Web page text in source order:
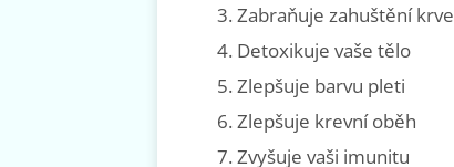
Zabraňuje zahuštění krve
Detoxikuje vaše tělo
Zlepšuje barvu pleti
Zlepšuje krevní oběh
Zvyšuje vaši imunitu